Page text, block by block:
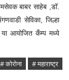
बाबर साहेब ,डॉ.
सेविका, जिल्हा
या आयोजित कँम्प मध्ये
# कोरोना # महाराष्ट्र